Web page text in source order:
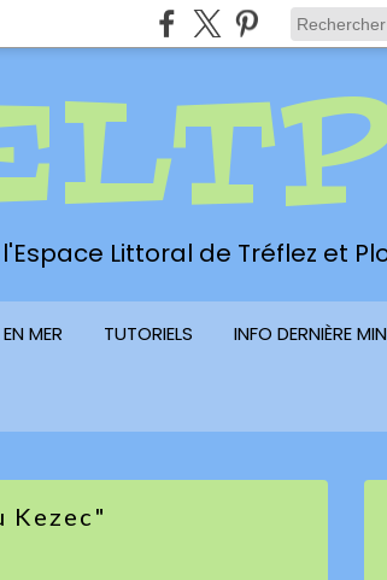
Littoral de Tréflez et
MER TUTORIELS INFO DERNIÈRE
Kezec"